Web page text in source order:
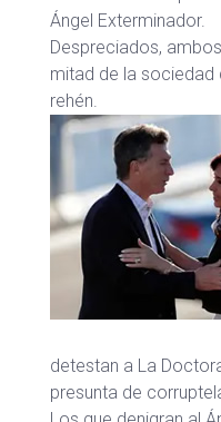
Ángel Exterminador.
Despreciados,
mitad de la sociedad
rehén.
detestan a La
presunta de